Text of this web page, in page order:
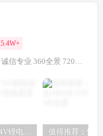
5.4W+
聪明的AI助理 名将VR全景 诚信专业 360全景 720航拍全景 咨询VR全景请联系：18922321833（微信同号）
值得推荐：7.4V锂电池为什么要用8.4V充电器充电？